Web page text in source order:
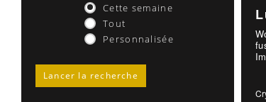
Cette semaine
Tout
Personnalisée